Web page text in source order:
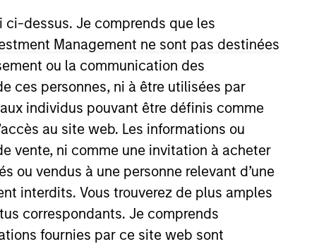
ci-dessus. Je comprends que les
Management ne sont pas destinées
ou la communication des
ces personnes, ni à être utilisées par
individus pouvant être définis comme
au site web. Les informations ou
vente, ni comme une invitation à acheter
ou vendus à une personne relevant d’une
interdits. Vous trouverez de plus amples
correspondants. Je comprends
fournies par ce site web sont